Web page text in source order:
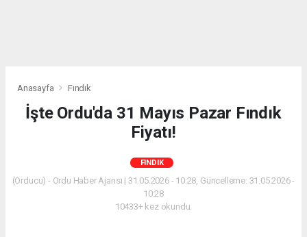
Anasayfa Fındık
İşte Ordu'da 31 Mayıs Pazar Fındık
Fiyatı!
FINDIK
(Orducu) - Ordu Haber Ajansı | 31.05.2026 - 10:28, Güncelleme: 31.05.2026 -
10:28
10433+ kez okundu.